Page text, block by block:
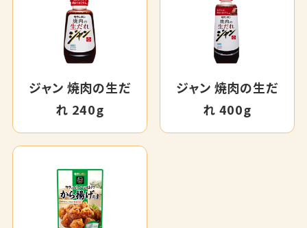
ジャン 焼肉の生だ
れ 240g
ジャン 焼肉の生だ
れ 400g